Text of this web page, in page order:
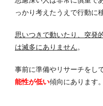
っかり考えたうえで行動に
思いつきで動いたり、突発
は滅多にありません。
事前に準備やリサーチをし
能性が低い傾向にあります。